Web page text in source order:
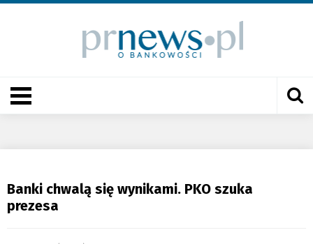
Banki chwalą się wynikami. PKO szuka
prezesa